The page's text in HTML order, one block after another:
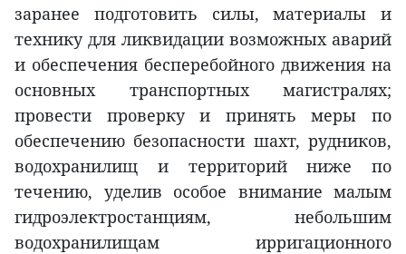
заранее подготовить силы, материалы и
технику для ликвидации возможных аварий
и обеспечения бесперебойного движения на
основных транспортных магистралях;
провести проверку и принять меры по
обеспечению безопасности шахт, рудников,
водохранилищ и территорий ниже по
течению, уделив особое внимание малым
гидроэлектростанциям, небольшим
водохранилищам ирригационного